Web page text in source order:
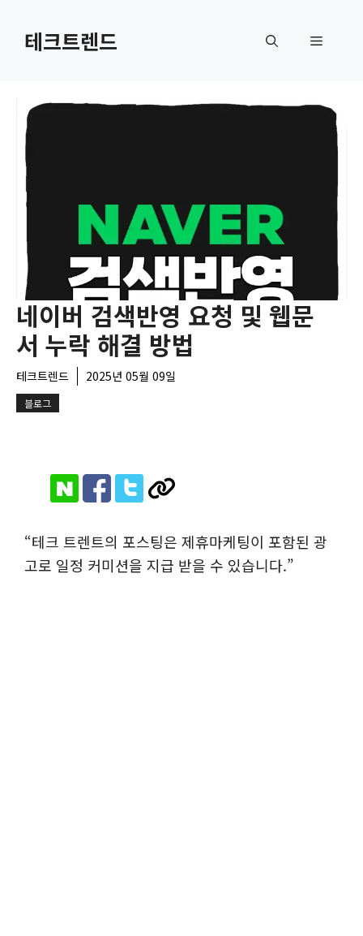
테크트렌드 메
네이버 검색반영 요청 및 웹문
서 누락 해결 방법
테크트렌드 2025년 05월 09일
블로그
“테크 트렌트의 포스팅은 제휴마케팅이 포함된 광
고로 일정 커미션을 지급 받을 수 있습니다.”